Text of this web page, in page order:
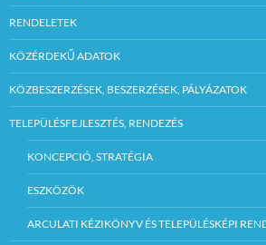
RENDELETEK
KÖZÉRDEKŰ ADATOK
KÖZBESZERZÉSEK, BESZERZÉSEK, PÁLYÁZATOK
TELEPÜLÉSFEJLESZTÉS, RENDEZÉS
KONCEPCIÓ, STRATÉGIA
ESZKÖZÖK
ARCULATI KÉZIKÖNYV ÉS TELEPÜLÉSKÉPI